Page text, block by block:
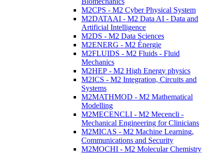
M2CPS - M2 Cyber Physical System
M2DATAAI - M2 Data AI - Data and
Artificial Intelligence
M2DS - M2 Data Sciences
M2ENERG - M2 Énergie
M2FLUIDS - M2 Fluids - Fluid
Mechanics
M2HEP - M2 High Energy physics
M2ICS - M2 Integration, Circuits and
Systems
M2MATHMOD - M2 Mathematical
Modelling
M2MECENCLI - M2 Mecencli -
Mechanical Engineering for Clinicians
M2MICAS - M2 Machine Learning,
Communications and Security
M2MOCHI - M2 Molecular Chemistry